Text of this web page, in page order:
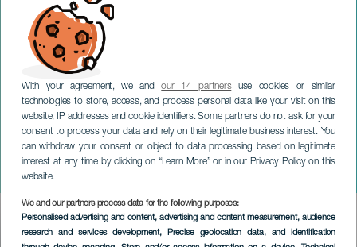
With your agreement, we andour 14 partnersuse cookies or similar
technologies to store, access, and process personal data like your visit on this
website, IP addresses and cookie identifiers. Some partners do not ask for your
consent to process your data and rely on their legitimate business interest. You
can withdraw your consent or object to data processing based on legitimate
interest at any time by clicking on “Learn More” or in our Privacy Policy on this
website.
We and our partners process data for the following purposes:
Personalised advertising and content, advertising and content measurement, audience
research and services development, Precise geolocation data, and identification
Susi Caramelo
TENERIFE
Imagen
Listado